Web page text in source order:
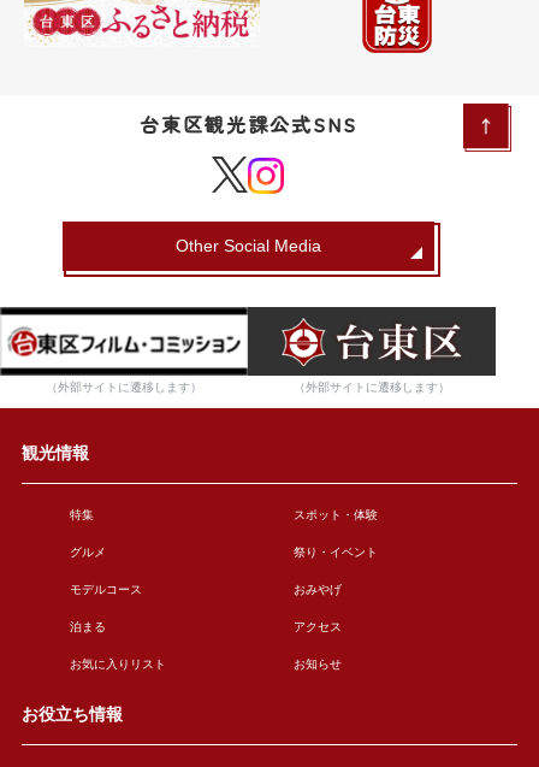
台東区観光課公式SNS
Other Social Media
（外部サイトに遷移します） （外部サイトに遷移します）
観光情報
特集 スポット・体験
グルメ 祭り・イベント
モデルコース おみやげ
泊まる アクセス
お気に入りリスト お知らせ
お役立ち情報